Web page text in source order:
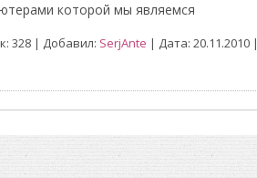
которой мы являемся
328 | Добавил: SerjAnte | Дата: 20.11.2010|